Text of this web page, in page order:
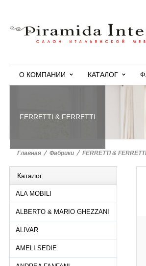
О КОМПАНИИ КАТАЛОГ
FERRETTI & FERRETTI
Главная > Фабрики > FERRETTI & FERRETTI
Каталог
ALA MOBILI
ALBERTO & MARIO GHEZZANI
ALIVAR
AMELI SEDIE